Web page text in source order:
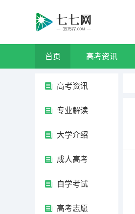
首页 高考资讯
高考资讯
专业解读
大学介绍
成人高考
自学考试
高考志愿